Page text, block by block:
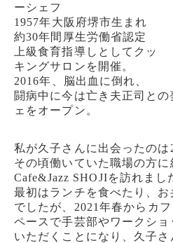
ーシェフ
1957年大阪府堺市生まれ
約30年間厚生労働省認定
上級食育指導しとしてクッ
キングサロンを開催。
2016年、脳出血に倒れ、
闘病中に今は亡き夫正司との
ェをオープン。
私が久子さんに出会ったのは
その頃働いていた職場の方に
Cafe&Jazz SHOJIを訪れまし
最初はランチを食べたり、お
でしたが、2021年春からカ
ペースで手芸部やワークショ
いただくことになり、久子さ